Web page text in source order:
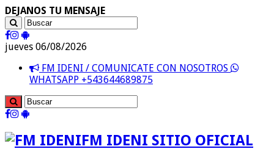
DEJANOS TU MENSAJE
jueves 06/08/2026
FM IDENI / COMUNICATE CON NOSOTROS
WHATSAPP +543644689875
FM IDENI SITIO OFICIAL